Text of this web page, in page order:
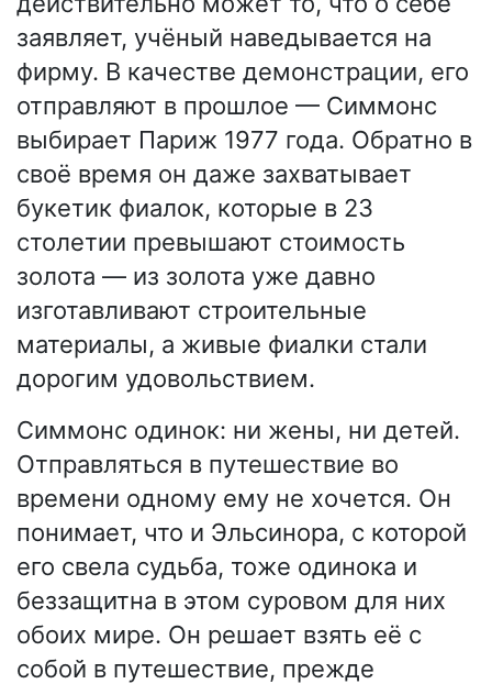
заявляет, учёный наведывается на
фирму. В качестве демонстрации, его
отправляют в прошлое — Симмонс
выбирает Париж 1977 года. Обратно в
своё время он даже захватывает
букетик фиалок, которые в 23
столетии превышают стоимость
золота — из золота уже давно
изготавливают строительные
материалы, а живые фиалки стали
дорогим удовольствием.
Симмонс одинок: ни жены, ни детей.
Отправляться в путешествие во
времени одному ему не хочется. Он
понимает, что и Эльсинора, с которой
его свела судьба, тоже одинока и
беззащитна в этом суровом для них
обоих мире. Он решает взять её с
собой в путешествие, прежде